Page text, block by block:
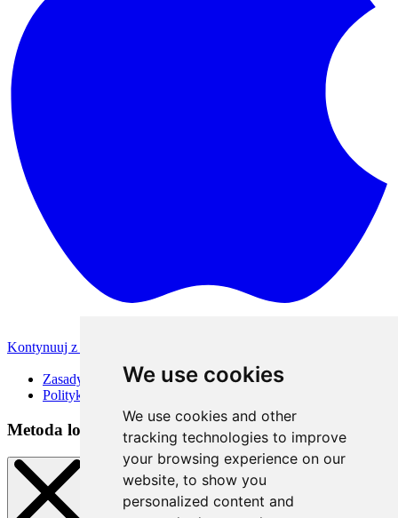
We use cookies
We use cookies and other
tracking technologies to improve
your browsing experience on our
website, to show you
personalized content and
Kontynuuj z Apple
Zasady korzystania
Polityka Prywatności
Metoda logowania